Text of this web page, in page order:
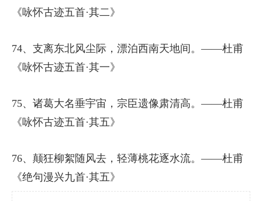
《咏怀古迹五首·其二》
74、支离东北风尘际，漂泊西南天地间。——杜甫
《咏怀古迹五首·其一》
75、诸葛大名垂宇宙，宗臣遗像肃清高。——杜甫
《咏怀古迹五首·其五》
76、颠狂柳絮随风去，轻薄桃花逐水流。——杜甫
《绝句漫兴九首·其五》